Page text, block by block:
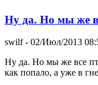
Ну да. Но мы же
swilf- 02/Июл/2013
Ну да. Но мы же все
как попало, а уже в